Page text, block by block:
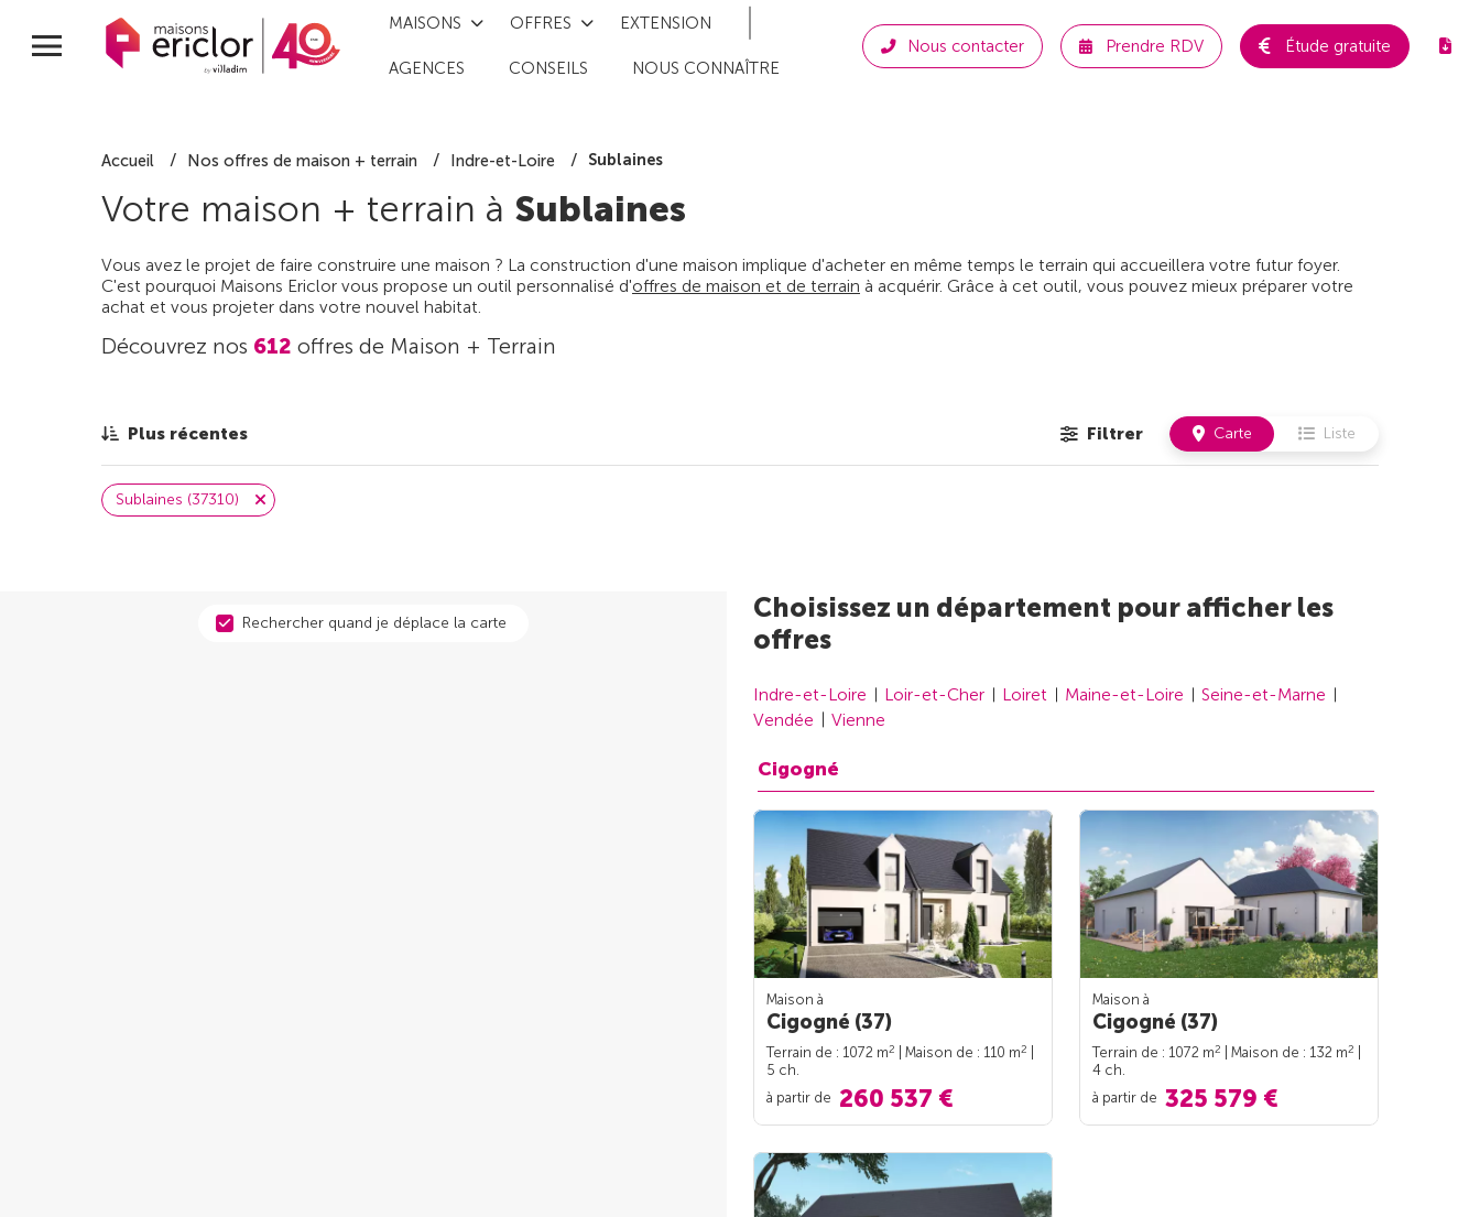
MAISONS OFFRES EXTENSION
AGENCES CONSEILS NOUS CONNAÎTRE
Nous contacter Prendre RDV Étude gratuite
Accueil Nos offres de maison + terrain Indre-et-Loire Sublaines
Votre maison + terrain à Sublaines
Vous avez le projet de faire construire une maison ? La construction d'une maison implique d'acheter en même temps le terrain qui accueillera votre futur foyer.
C'est pourquoi Maisons Ericlor vous propose un outil personnalisé d'offres de maison et de terrain à acquérir. Grâce à cet outil, vous pouvez mieux préparer votre
achat et vous projeter dans votre nouvel habitat.
Découvrez nos 612 offres de Maison + Terrain
Plus récentes Filtrer Carte Liste
Sublaines (37310)
Rechercher quand je déplace la carte
Choisissez un département pour afficher les
offres
Indre-et-Loire Loir-et-Cher Loiret Maine-et-Loire
Seine-et-Marne
Vendée
Vienne
Cigogné
Maison à
Cigogné (37)
Terrain de : 1072 m2 | Maison de : 110 m2
5 ch.
à partir de 260 537 €
Maison à
Cigogné (37)
Terrain de : 1072 m2 | Maison de : 132 m2
4 ch.
à partir de 325 579 €